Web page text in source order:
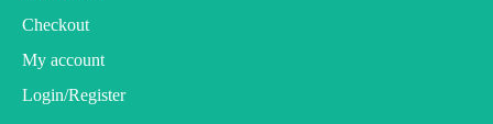
Checkout
My account
Login/Register